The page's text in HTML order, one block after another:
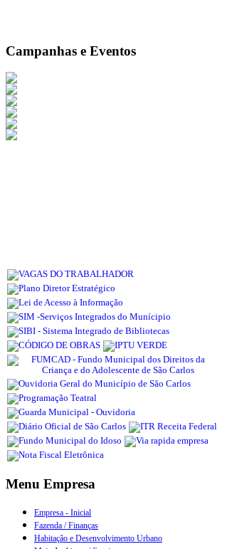
Campanhas e Eventos
Menu Empresa
Empresa - Inicial
Fazenda / Finanças
Habitação e Desenvolvimento Urbano